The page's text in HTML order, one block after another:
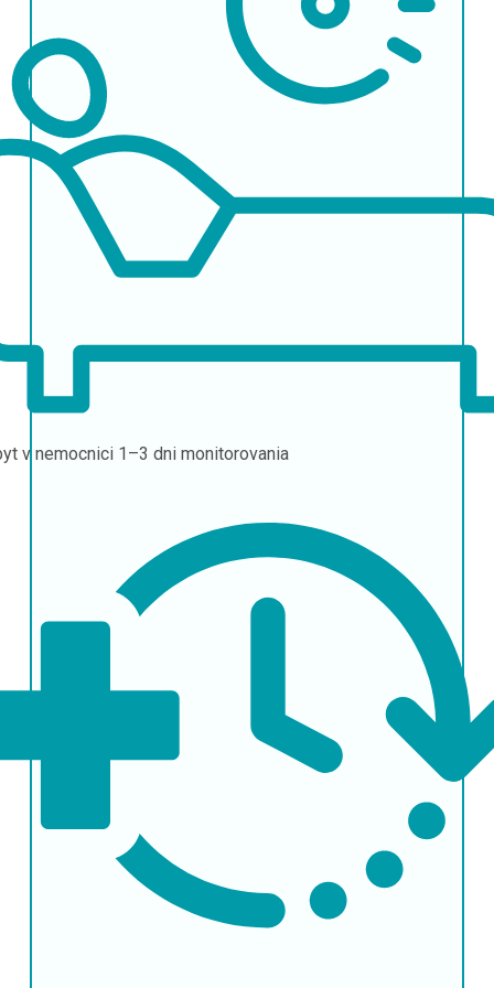
v nemocnici 1–3 dni monitorovania